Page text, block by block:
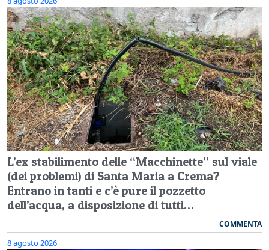
L’ex stabilimento delle “Macchinette” sul viale
(dei problemi) di Santa Maria a Crema?
Entrano in tanti e c’è pure il pozzetto
dell’acqua, a disposizione di tutti…
COMMENTA
8 agosto 2026